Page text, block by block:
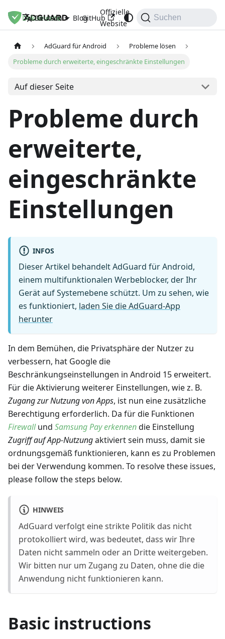
Dokumente Blog
Offizielle
Website
Deutsch GitHub Suchen
AdGuard für Android
Probleme lösen
Probleme durch erweiterte, eingeschränkte Einstellungen
Auf dieser Seite
Probleme durch
erweiterte,
eingeschränkte
Einstellungen
INFOS
Dieser Artikel behandelt AdGuard für Android,
einem multifunktionalen Werbeblocker, der Ihr
Gerät auf Systemebene schützt. Um zu sehen, wie
es funktioniert, laden Sie die AdGuard-App
herunter
In dem Bemühen, die Privatsphäre der Nutzer zu
verbessern, hat Google die
Beschränkungseinstellungen in Android 15 erweitert.
Für die Aktivierung weiterer Einstellungen, wie z. B.
Zugang zur Nutzung von Apps, ist nun eine zusätzliche
Berechtigung erforderlich. Da für die Funktionen
Firewallund Samsung Pay erkennendie Einstellung
Zugriff auf App-Nutzungaktiviert sein muss, damit sie
ordnungsgemäß funktionieren, kann es zu Problemen
bei der Verwendung kommen. To resolve these issues,
please follow the steps below.
HINWEIS
AdGuard verfolgt eine strikte Politik das nicht
protokolliert wird, was bedeutet, dass wir Ihre
Daten nicht sammeln oder an Dritte weitergeben.
Wir bitten nur um Zugang zu Daten, ohne die die
Anwendung nicht funktionieren kann.
Basic instructions